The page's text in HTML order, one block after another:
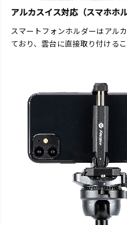
アルカスイス対応（スマホホル
スマートフォンホルダーはアル
ており、雲台に直接取り付けるこ